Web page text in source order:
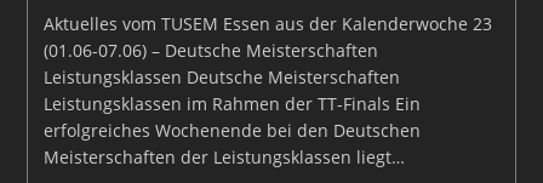
Aktuelles vom TUSEM Essen aus der Kalenderwoche 23
(01.06-07.06) – Deutsche Meisterschaften
Leistungsklassen Deutsche Meisterschaften
Leistungsklassen im Rahmen der TT-Finals Ein
erfolgreiches Wochenende bei den Deutschen
Meisterschaften der Leistungsklassen liegt…